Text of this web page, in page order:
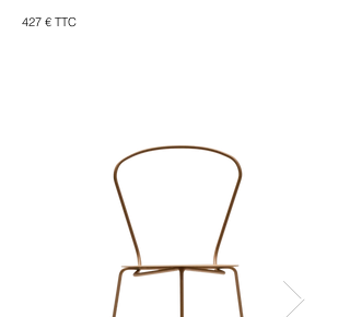
427 € TTC